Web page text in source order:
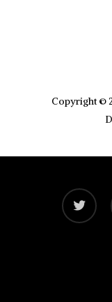
Copyright ©
twitter